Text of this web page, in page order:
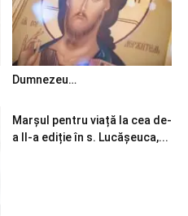
Dumnezeu…
Marșul pentru viață la cea de-
a II-a ediție în s. Lucășeuca,...